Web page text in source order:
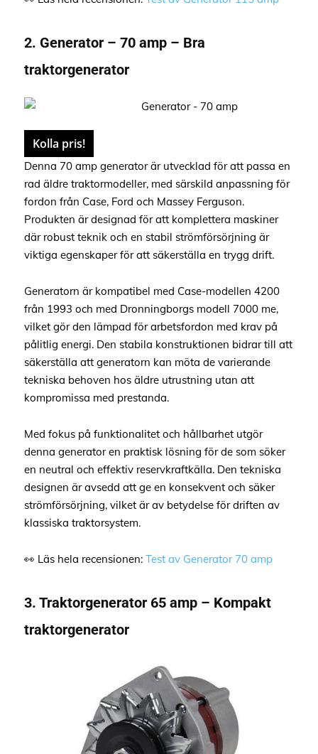
2. Generator – 70 amp – Bra
traktorgenerator
Kolla pris!
Denna 70 amp generator är utvecklad för att passa en
rad äldre traktormodeller, med särskild anpassning för
fordon från Case, Ford och Massey Ferguson.
Produkten är designad för att komplettera maskiner
där robust teknik och en stabil strömförsörjning är
viktiga egenskaper för att säkerställa en trygg drift.
Generatorn är kompatibel med Case-modellen 4200
från 1993 och med Dronningborgs modell 7000 me,
vilket gör den lämpad för arbetsfordon med krav på
pålitlig energi. Den stabila konstruktionen bidrar till att
säkerställa att generatorn kan möta de varierande
tekniska behoven hos äldre utrustning utan att
kompromissa med prestanda.
Med fokus på funktionalitet och hållbarhet utgör
denna generator en praktisk lösning för de som söker
en neutral och effektiv reservkraftkälla. Den tekniska
designen är avsedd att ge en konsekvent och säker
strömförsörjning, vilket är av betydelse för driften av
klassiska traktorsystem.
👀 Läs hela recensionen: Test av Generator 70 amp
3. Traktorgenerator 65 amp – Kompakt
traktorgenerator